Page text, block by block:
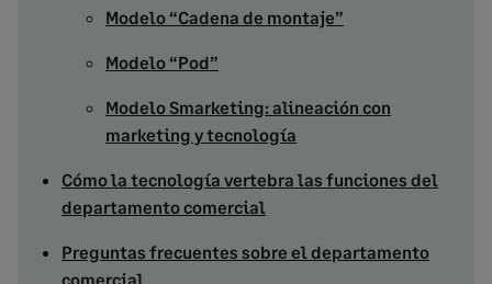
Modelo “Cadena de montaje”
Modelo “Pod”
Modelo Smarketing: alineación con
marketing y tecnología
Cómo la tecnología vertebra las funciones del
departamento comercial
Preguntas frecuentes sobre el departamento
comercial